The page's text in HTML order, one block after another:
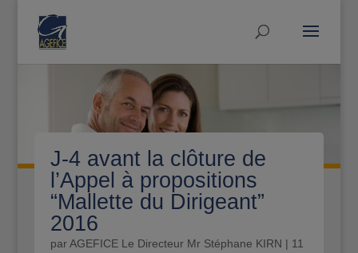
J-4 avant la clôture de
l’Appel à propositions
“Mallette du Dirigeant”
2016
parAGEFICE Le Directeur Mr Stéphane KIRN | 11